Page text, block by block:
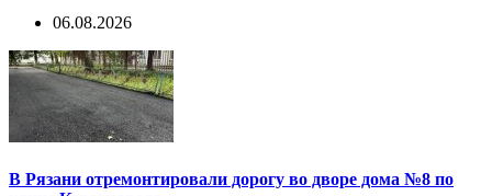
06.08.2026
В Рязани отремонтировали дорогу во дворе дома №8 по